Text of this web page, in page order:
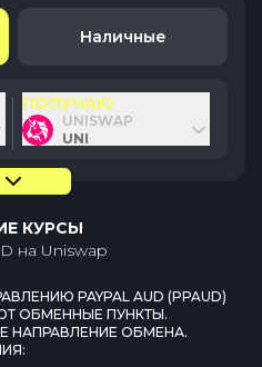
Наличные
ПОЛУЧАЮ
UNISWAP
UNI
КУРСЫ
на Uniswap
PAYPAL AUD (PPAUD)
ОБМЕННЫЕ ПУНКТЫ.
НАПРАВЛЕНИЕ ОБМЕНА.